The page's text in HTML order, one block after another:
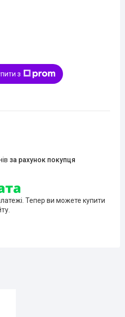
з
за рахунок покупця
Тепер ви можете купити